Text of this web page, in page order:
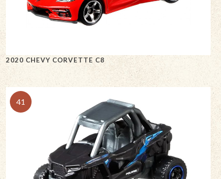
2020 CHEVY CORVETTE C8
41